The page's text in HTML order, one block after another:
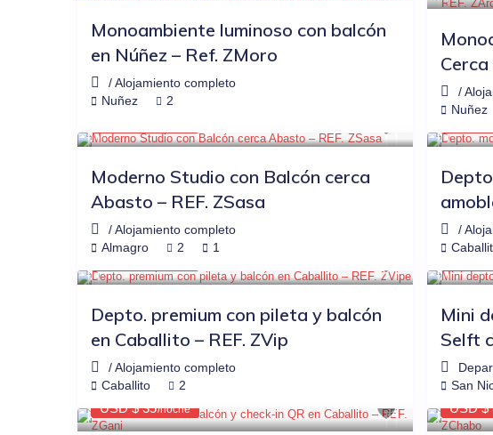
Monoambiente luminoso con balcón
en Núñez – Ref. ZMoro
/Alojamiento completo
Nuñez
2
/
Nuñez
OTRAS PLATAFORMAS
Moderno Studio con Balcón cerca
Abasto – REF. ZSasa
/Alojamiento completo
Almagro
2 1
OTRAS
/
OTRAS PLATAFORMAS $65 -21%
Depto. premium con pileta y balcón
en Caballito – REF. ZVip
/Alojamiento completo
Caballito
2
OTRAS
Mini
Selft
San
OTRAS PLATAFORMAS$44
USD $ 35/noche
OTRAS
USD $